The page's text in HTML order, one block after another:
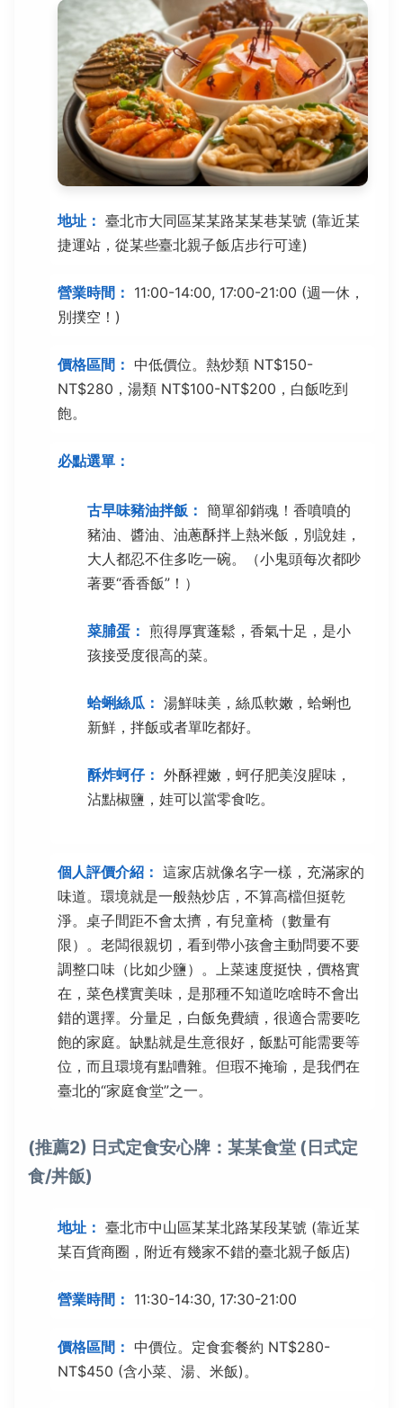
地址： 臺北市大同區某某路某某巷某號 (靠近某
捷運站，從某些臺北親子飯店步行可達)
營業時間： 11:00-14:00, 17:00-21:00 (週一休，
別撲空！)
價格區間： 中低價位。熱炒類 NT$150-
NT$280，湯類 NT$100-NT$200，白飯吃到
飽。
必點選單：
古早味豬油拌飯： 簡單卻銷魂！香噴噴的
豬油、醬油、油蔥酥拌上熱米飯，別說娃，
大人都忍不住多吃一碗。（小鬼頭每次都吵
著要“香香飯”！）
菜脯蛋： 煎得厚實蓬鬆，香氣十足，是小
孩接受度很高的菜。
蛤蜊絲瓜： 湯鮮味美，絲瓜軟嫩，蛤蜊也
新鮮，拌飯或者單吃都好。
酥炸蚵仔： 外酥裡嫩，蚵仔肥美沒腥味，
沾點椒鹽，娃可以當零食吃。
個人評價介紹： 這家店就像名字一樣，充滿家的
味道。環境就是一般熱炒店，不算高檔但挺乾
淨。桌子間距不會太擠，有兒童椅（數量有
限）。老闆很親切，看到帶小孩會主動問要不要
調整口味（比如少鹽）。上菜速度挺快，價格實
在，菜色樸實美味，是那種不知道吃啥時不會出
錯的選擇。分量足，白飯免費續，很適合需要吃
飽的家庭。缺點就是生意很好，飯點可能需要等
位，而且環境有點嘈雜。但瑕不掩瑜，是我們在
臺北的“家庭食堂”之一。
(推薦2) 日式定食安心牌：某某食堂 (日式定
食/丼飯)
地址： 臺北市中山區某某北路某段某號 (靠近某
某百貨商圈，附近有幾家不錯的臺北親子飯店)
營業時間： 11:30-14:30, 17:30-21:00
價格區間： 中價位。定食套餐約 NT$280-
NT$450 (含小菜、湯、米飯)。